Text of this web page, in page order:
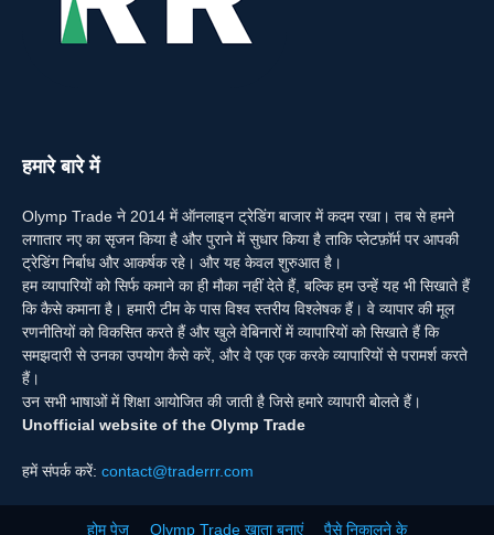
हमारे बारे में
Olymp Trade ने 2014 में ऑनलाइन ट्रेडिंग बाजार में कदम रखा। तब से हमने
लगातार नए का सृजन किया है और पुराने में सुधार किया है ताकि प्लेटफ़ॉर्म पर आपकी
ट्रेडिंग निर्बाध और आकर्षक रहे। और यह केवल शुरुआत है।
हम व्यापारियों को सिर्फ कमाने का ही मौका नहीं देते हैं, बल्कि हम उन्हें यह भी सिखाते हैं
कि कैसे कमाना है। हमारी टीम के पास विश्व स्तरीय विश्लेषक हैं। वे व्यापार की मूल
रणनीतियों को विकसित करते हैं और खुले वेबिनारों में व्यापारियों को सिखाते हैं कि
समझदारी से उनका उपयोग कैसे करें, और वे एक एक करके व्यापारियों से परामर्श करते
हैं।
उन सभी भाषाओं में शिक्षा आयोजित की जाती है जिसे हमारे व्यापारी बोलते हैं।
Unofficial website of the Olymp Trade
हमें संपर्क करें: contact@traderrr.com
होम पेज Olymp Trade खाता बनाएं पैसे निकालने के